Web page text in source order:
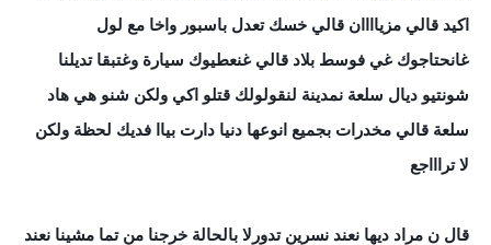
اكيد قالي مزياااان قالي خسك تعدل باسبور واخا مع لول
غانحتاجوك غي فوسط بلاد قالي غنعطيوك سيارة وغتبقا تديلنا
شونتيو ديال سلعة نمدينة لنقولولك قتلو اكي ولكن شنو هي هاد
سلعة قالي مخدرات بجميع انوعها دنيا دارت بياا فديك لحظة ولكن
لا تراااجع
قال ن مراد ديها نعند نسرين تدورلا بالحالة خرجنا من تما مشينا نعند